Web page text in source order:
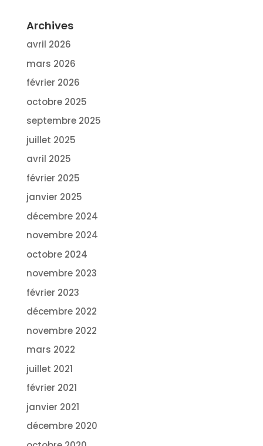
Archives
avril 2026
mars 2026
février 2026
octobre 2025
septembre 2025
juillet 2025
avril 2025
février 2025
janvier 2025
décembre 2024
novembre 2024
octobre 2024
novembre 2023
février 2023
décembre 2022
novembre 2022
mars 2022
juillet 2021
février 2021
janvier 2021
décembre 2020